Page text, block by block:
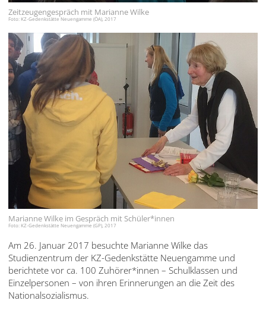
עברית
العربية
Zeitzeugengespräch mit Marianne Wilke
Foto: KZ-Gedenkstätte Neuengamme (ÖA), 2017
Marianne Wilke im Gespräch mit Schüler*innen
Foto: KZ-Gedenkstätte Neuengamme (GP), 2017
Am 26. Januar 2017 besuchte Marianne Wilke das
Studienzentrum der KZ-Gedenkstätte Neuengamme und
berichtete vor ca. 100 Zuhörer*innen – Schulklassen und
Einzelpersonen – von ihren Erinnerungen an die Zeit des
Nationalsozialismus.